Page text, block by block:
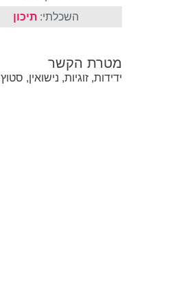
השכלתי: תיכון
מטרת הקשר
ידידות, זוגיות, נישואין, סטוץ